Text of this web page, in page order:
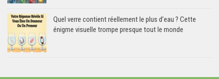
Quel verre contient réellement le plus d’eau ? Cette
énigme visuelle trompe presque tout le monde